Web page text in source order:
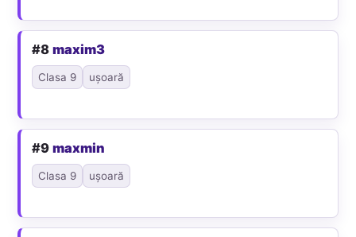
#8maxim3
Clasa 9 ușoară
#9maxmin
Clasa 9 ușoară